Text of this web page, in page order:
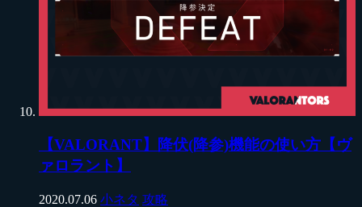
【VALORANT】降伏(降参)機能の使い方【ヴ
ァロラント】
2020.07.06 小ネタ 攻略